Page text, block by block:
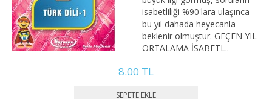
1. SINIF 2. YARIYIL İKTİSAT
isabetliliği %90'lara ulaşınca
bu yıl dahada heyecanla
beklenir olmuştur. GEÇEN YIL
ORTALAMA İSABETL..
8.00 TL